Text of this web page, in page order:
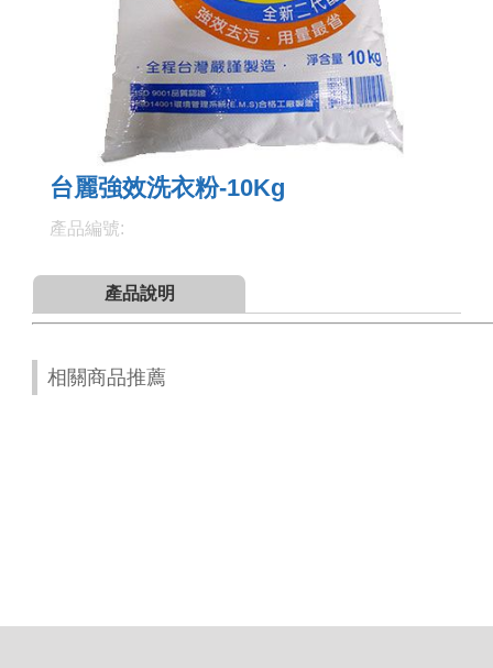
台麗強效洗衣粉-10Kg
產品編號:
產品說明
相關商品推薦